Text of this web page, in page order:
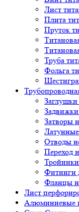
Лист
Плита
Пруток
Труба
Фольга
Затворы
Отводы
Переход
Фитинги
Фланцы
Лист
Алюминиевые